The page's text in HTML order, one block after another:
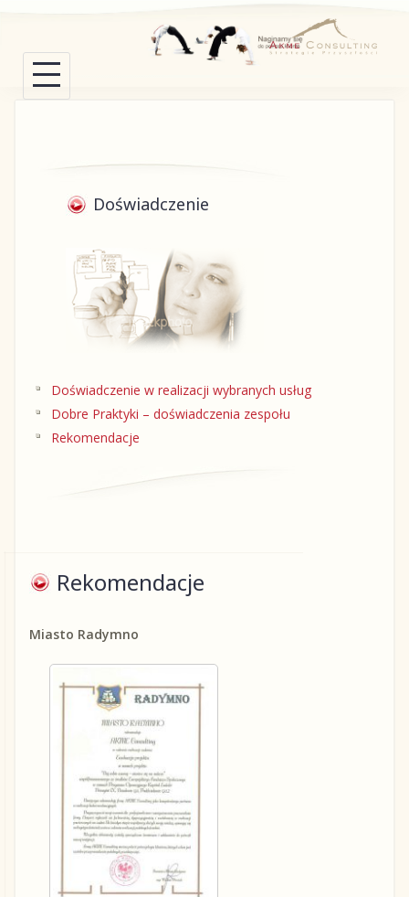
content
Doświadczenie
Doświadczenie w realizacji wybranych usług
Dobre Praktyki – doświadczenia zespołu
Rekomendacje
Rekomendacje
Miasto Radymno